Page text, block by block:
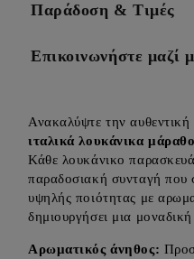
Παράδοση & Τιμές
Επικοινωνήστε μαζί
Ανακαλύψτε την αυθεντική
ιταλικά λουκάνικα
Κάθε λουκάνικο
παραδοσιακή συνταγή που
υψηλής ποιότητας με
δημιουργήσει μια
Αρωματικός άνηθος: